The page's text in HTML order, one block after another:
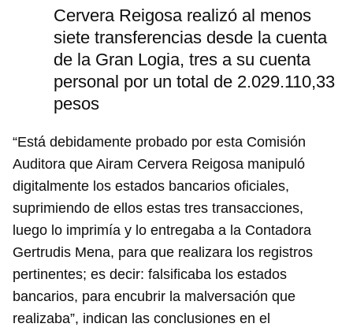
Cervera Reigosa realizó al menos
siete transferencias desde la cuenta
de la Gran Logia, tres a su cuenta
personal por un total de 2.029.110,33
pesos
“Está debidamente probado por esta Comisión
Auditora que Airam Cervera Reigosa manipuló
digitalmente los estados bancarios oficiales,
suprimiendo de ellos estas tres transacciones,
luego lo imprimía y lo entregaba a la Contadora
Gertrudis Mena, para que realizara los registros
pertinentes; es decir: falsificaba los estados
bancarios, para encubrir la malversación que
realizaba”, indican las conclusiones en el